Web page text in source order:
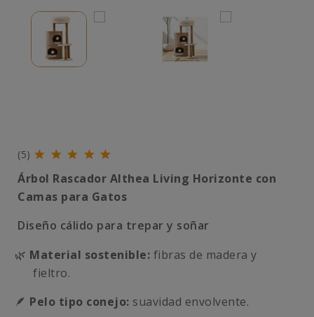
(5)
Árbol Rascador Althea Living Horizonte con
Camas para Gatos
Diseño cálido para trepar y soñar
🌿 Material sostenible: fibras de madera y
fieltro.
🪶 Pelo tipo conejo: suavidad envolvente.